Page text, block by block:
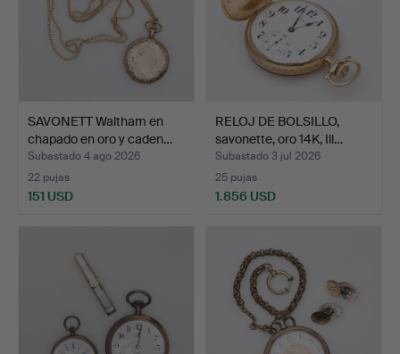
SAVONETT Waltham en
chapado en oro y caden…
Subastado 4 ago 2026
22 pujas
151 USD
RELOJ DE BOLSILLO,
savonette, oro 14K, Ill…
Subastado 3 jul 2026
25 pujas
1.856 USD